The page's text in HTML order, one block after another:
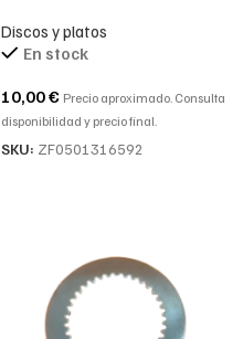
0501 316 592
Discos y platos
En stock
10,00€ Precio aproximado. Consulta
disponibilidad y precio final.
SKU: ZF0501316592